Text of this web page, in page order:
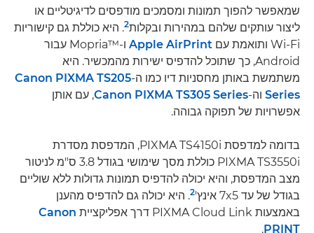
שמאפשר להפוך תמונות ומסמכים מודפסים לדיגיטליים או
ליצור עותקים שלהם במהירות ובקלות2. היא כוללת גם קישוריות
Wi-Fi ותואמת עם
Apple AirPrint
ו-Mopria™‎ עבור
Android, כך שתוכל להדפיס ישירות מהמכשיר. היא
משתמשת באותן מחסניות דיו כמו ה-Canon PIXMA TS205
Series וה-Canon PIXMA TS305 Series, עם אותן
אפשרויות של תפוקה גבוהה.
בדומה למדפסת PIXMA TS4150i, המדפסת מסדרת
PIXMA TS3550i כוללת מסך שימושי בגודל 3.8 ס"מ לניטור
מצב המדפסת, והיא יכולה להדפיס תמונות גדולות ללא שוליים
בגודל של עד 7x5 אינץ'
2. היא יכולה גם להדפיס מהענן
באמצעות PIXMA Cloud Link דרך אפליקציית
Canon
PRINT
.